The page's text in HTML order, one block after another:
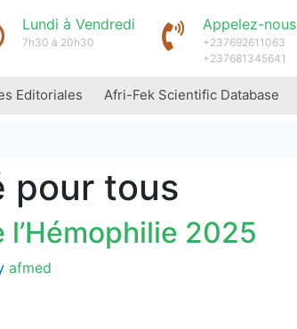
Lundi à Vendredi
7h30 à 20h30
Appelez-nous
+237692611063
+237681345641
Editoriales Afri-Fek Scientific Database
pour tous
2025
afmed